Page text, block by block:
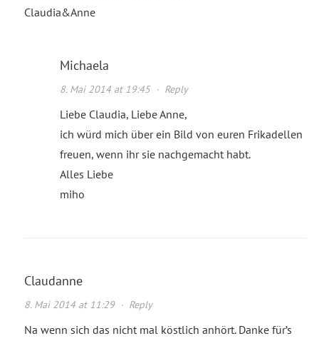
Claudia&Anne
Michaela
8. Mai 2014 at 19:45· Reply
Liebe Claudia, Liebe Anne,
ich würd mich über ein Bild von euren Frikadellen
freuen, wenn ihr sie nachgemacht habt.
Alles Liebe
miho
Claudanne
8. Mai 2014 at 11:29· Reply
Na wenn sich das nicht mal köstlich anhört. Danke für’s